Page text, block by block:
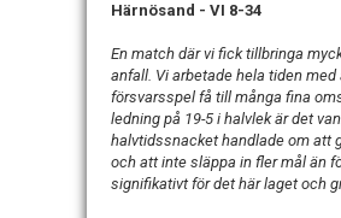
Härnösand - VI 8-34
En match där vi fick tillbringa
anfall. Vi arbetade hela tiden
försvarsspel få till många fina
ledning på 19-5 i halvlek är det
halvtidssnacket handlade om att
och att inte släppa in fler mål än
signifikativt för det här laget och